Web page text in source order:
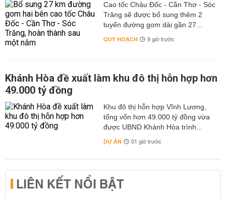
Cao tốc Châu Đốc - Cần Thơ - Sóc
Trăng sẽ được bổ sung thêm 2
tuyến đường gom dài gần 27...
QUY HOẠCH 9 giờ trước
Khánh Hòa đề xuất làm khu đô thị hỗn hợp hơn
49.000 tỷ đồng
Khu đô thị hỗn hợp Vĩnh Lương,
tổng vốn hơn 49.000 tỷ đồng vừa
được UBND Khánh Hòa trình...
DỰ ÁN 01 giờ trước
LIÊN KẾT NỔI BẬT